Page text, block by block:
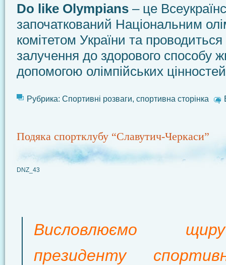
Do like Olympians – це
започаткований Національним
комітетом України та
залучення до здорового способу
допомогою олімпійських
Рубрика: Спортивні розваги, спортивна сторінка
Подяка спортклубу “Славутич-Черкаси”
DNZ_43
Висловлюємо
президенту